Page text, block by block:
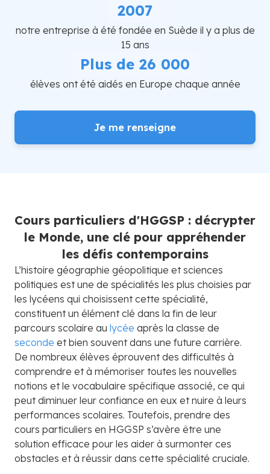
2007
notre entreprise à été fondée en Suède il y a plus de
15 ans
Plus de 26 000
élèves ont été aidés en Europe chaque année
Je me renseigne
Cours particuliers d'HGGSP : décrypter
le Monde, une clé pour appréhender
les défis contemporains
L’histoire géographie géopolitique et sciences
politiques est une de spécialités les plus choisies par
les lycéens qui choisissent cette spécialité,
constituent un élément clé dans la fin de leur
parcours scolaire au lycée après la classe de
seconde et bien souvent dans une future carrière.
De nombreux élèves éprouvent des difficultés à
comprendre et à mémoriser toutes les nouvelles
notions et le vocabulaire spécifique associé, ce qui
peut diminuer leur confiance en eux et nuire à leurs
performances scolaires. Toutefois, prendre des
cours particuliers en HGGSP s’avère être une
solution efficace pour les aider à surmonter ces
obstacles et à réussir dans cette spécialité cruciale.